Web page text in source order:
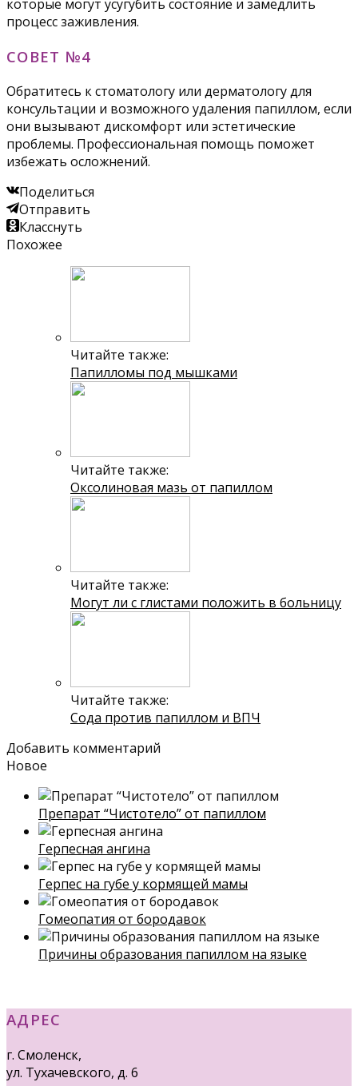
которые могут усугубить состояние и замедлить
процесс заживления.
СОВЕТ №4
Обратитесь к стоматологу или дерматологу для
консультации и возможного удаления папиллом, если
они вызывают дискомфорт или эстетические
проблемы. Профессиональная помощь поможет
избежать осложнений.
Поделиться
Отправить
Класснуть
Похожее
Читайте также:
Папилломы под мышками
Читайте также:
Оксолиновая мазь от папиллом
Читайте также:
Могут ли с глистами положить в больницу
Читайте также:
Сода против папиллом и ВПЧ
Добавить комментарий
Новое
Препарат “Чистотело” от папиллом
Герпесная ангина
Герпес на губе у кормящей мамы
Гомеопатия от бородавок
Причины образования папиллом на языке
АДРЕС
г. Смоленск,
ул. Тухачевского, д. 6